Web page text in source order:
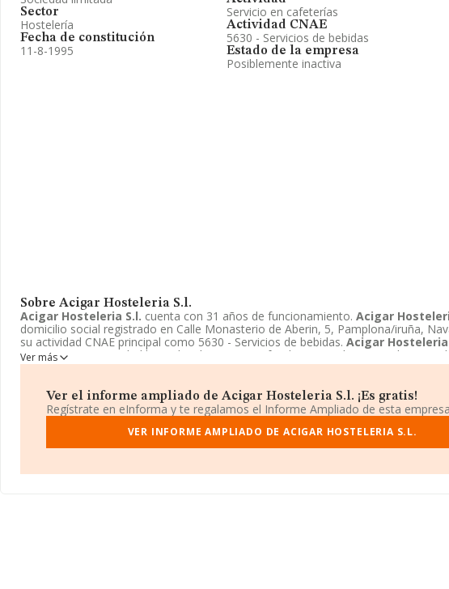
Sector
Hostelería
Fecha de constitución
11-8-1995
Servicio en cafeterías
Actividad CNAE
5630 - Servicios de bebidas
Estado de la empresa
Posiblemente inactiva
Sobre Acigar Hosteleria S.l.
Acigar Hosteleria S.l. cuenta con 31 años de funcionamiento. Acigar
domicilio social registrado en Calle Monasterio de Aberin, 5, Pamplona/iruña,
su actividad CNAE principal como 5630 - Servicios de bebidas. Acigar Hosteleria
inscrita como Sociedad limitada. Alcanza una cifra de ventas de Menor de 300 mil
Ver más
Ver el informe ampliado de Acigar Hosteleria S.l. ¡Es gratis!
Regístrate en eInforma y te regalamos el Informe Ampliado de esta
VER INFORME AMPLIADO DE ACIGAR HOSTELERIA S.L.